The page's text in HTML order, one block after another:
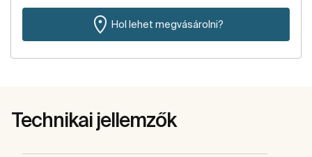
Hol lehet megvásárolni?
Technikai jellemzők